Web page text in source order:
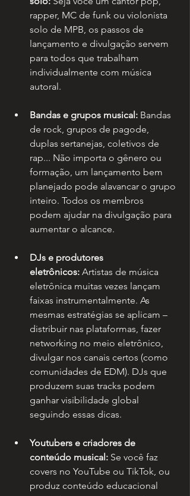
rapper, MC de funk ou violonista
solo de MPB, os passos de
lançamento e divulgação servem
para todos que trabalham
individualmente com música
autoral.
Bandas e grupos musical: Bandas
de rock, grupos de pagode,
duplas sertanejas, coletivos de
rap... Não importa o gênero ou
formação, um lançamento bem
planejado pode alavancar o grupo
inteiro. Todos os membros
podem ajudar na divulgação para
aumentar o alcance.
DJs e produtores
eletrônicos: Artistas de música
eletrônica muitas vezes lançam
faixas instrumentalmente. As
mesmas estratégias se aplicam –
distribuir nas plataformas, fazer
networking no meio eletrônico,
divulgar nos canais certos (como
comunidades de EDM). DJs que
produzem suas tracks podem
ganhar visibilidade global
seguindo essas dicas.
Youtubers e criadores de
conteúdo musical: Se você faz
covers no YouTube ou TikTok, ou
produz conteúdo educacional